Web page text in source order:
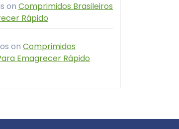
on Comprimidos Brasileiros
Rápido
on Comprimidos
Emagrecer Rápido